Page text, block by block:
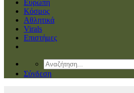
Ευρώπη
Κόσμος
Αθλητικά
Virals
Επιστήμες
Σύνδεση